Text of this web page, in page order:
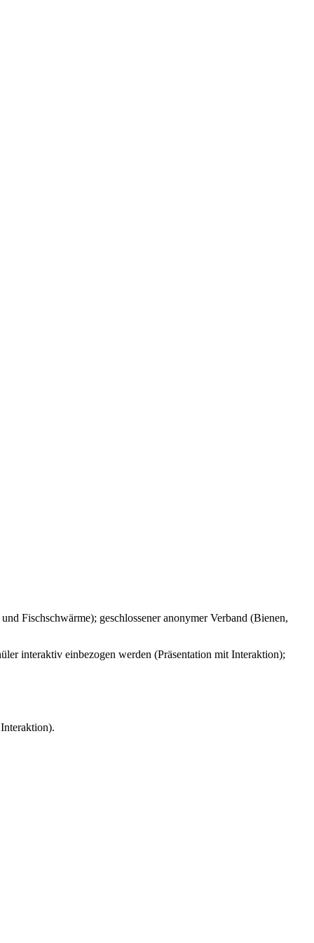
Fischschwärme); geschlossener anonymer Verband (Bienen,
interaktiv einbezogen werden (Präsentation mit Interaktion);